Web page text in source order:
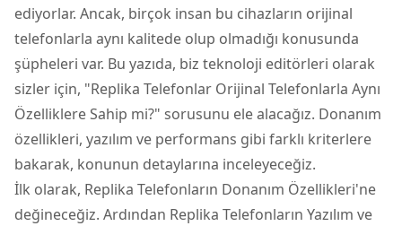
ediyorlar. Ancak, birçok insan bu cihazların orijinal
telefonlarla aynı kalitede olup olmadığı konusunda
şüpheleri var. Bu yazıda, biz teknoloji editörleri olarak
sizler için, "Replika Telefonlar Orijinal Telefonlarla Aynı
Özelliklere Sahip mi?" sorusunu ele alacağız. Donanım
özellikleri, yazılım ve performans gibi farklı kriterlere
bakarak, konunun detaylarına inceleyeceğiz.
İlk olarak, Replika Telefonların Donanım Özellikleri'ne
değineceğiz. Ardından Replika Telefonların Yazılım ve